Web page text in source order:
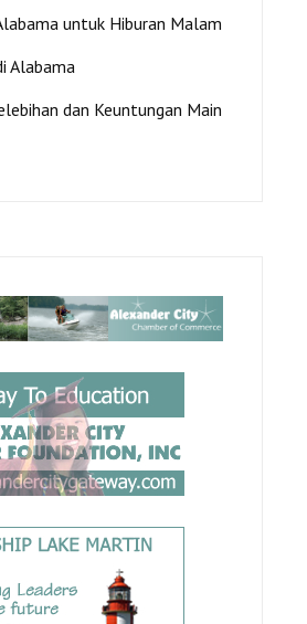
untuk Hiburan Malam
Alabama
dan Keuntungan Main